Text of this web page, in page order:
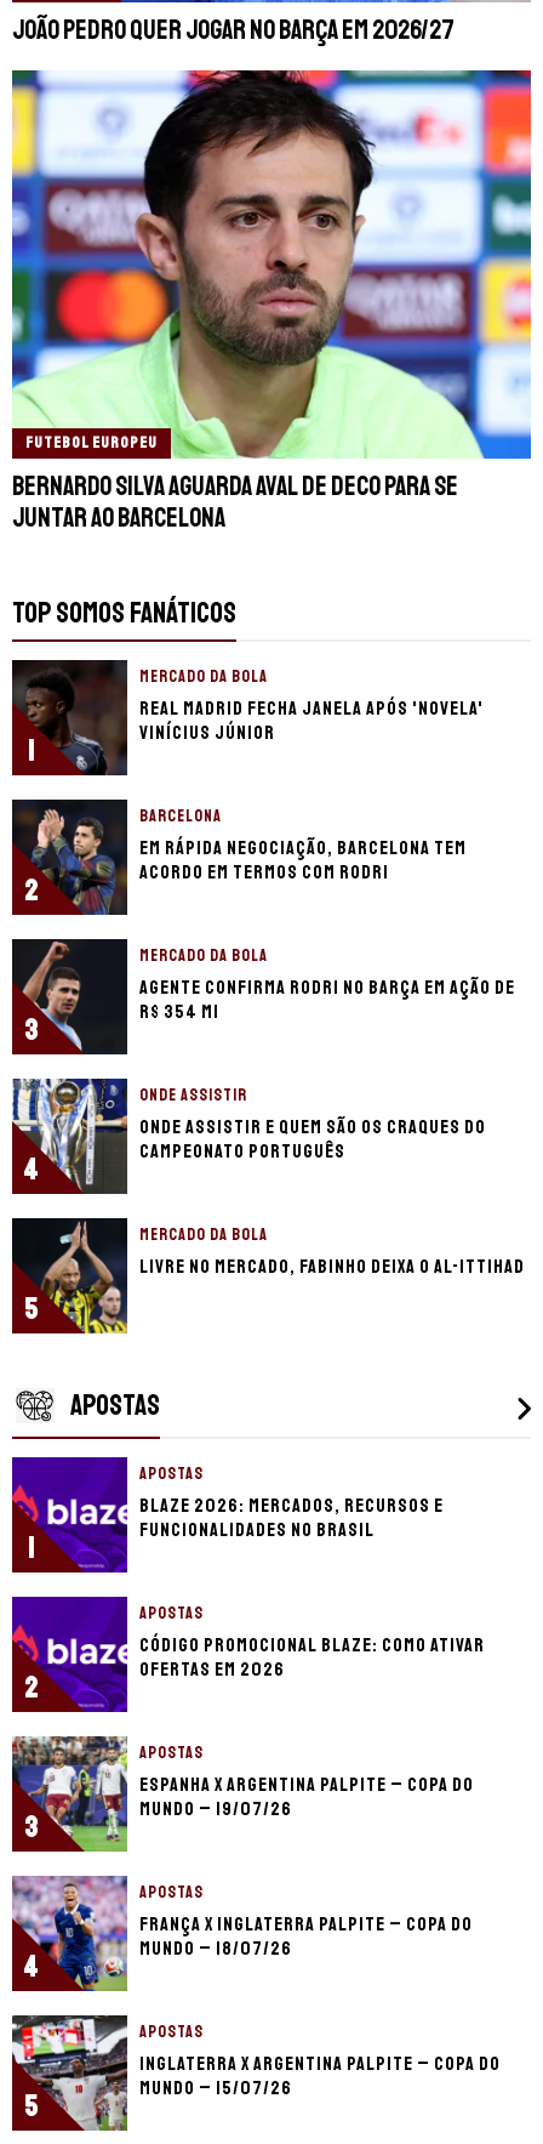
João Pedro quer jogar no Barça em 2026/27
FUTEBOL EUROPEU
Bernardo Silva aguarda aval de Deco para se
juntar ao Barcelona
TOP SOMOS FANÁTICOS
1
MERCADO DA BOLA
Real Madrid fecha janela após 'novela'
Vinícius Júnior
2
BARCELONA
Em rápida negociação, Barcelona tem
acordo em termos com Rodri
3
MERCADO DA BOLA
Agente confirma Rodri no Barça em ação de
R$ 354 mi
4
ONDE ASSISTIR
Onde assistir e quem são os craques do
Campeonato Português
5
MERCADO DA BOLA
Livre no mercado, Fabinho deixa o Al-Ittihad
APOSTAS
1
APOSTAS
Blaze 2026: mercados, recursos e
funcionalidades no Brasil
2
APOSTAS
Código promocional Blaze: como ativar
ofertas em 2026
3
APOSTAS
Espanha x Argentina palpite – Copa do
Mundo – 19/07/26
4
APOSTAS
França x Inglaterra palpite – Copa do
Mundo – 18/07/26
5
APOSTAS
Inglaterra x Argentina palpite – Copa do
Mundo – 15/07/26